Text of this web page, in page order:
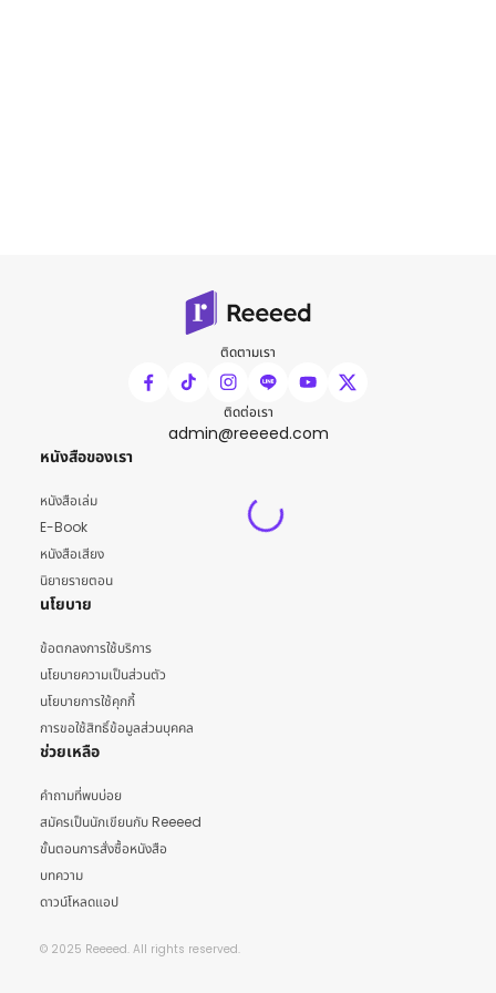
ติดตามเรา
ติดต่อเรา
admin@reeeed.com
หนังสือของเรา
หนังสือเล่ม
E-Book
หนังสือเสียง
นิยายรายตอน
นโยบาย
ข้อตกลงการใช้บริการ
นโยบายความเป็นส่วนตัว
นโยบายการใช้คุกกี้
การขอใช้สิทธิ์ข้อมูลส่วนบุคคล
ช่วยเหลือ
คำถามที่พบบ่อย
สมัครเป็นนักเขียนกับ Reeeed
ขั้นตอนการสั่งซื้อหนังสือ
บทความ
ดาวน์โหลดแอป
© 2025 Reeeed. All rights reserved.